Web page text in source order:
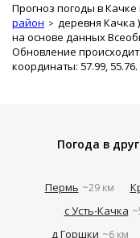
Прогноз погоды в
район
деревня Качка
на основе данных
Обновление происходит
координаты: 57.99,
Погода в
Пермь ~29 км
с Усть-Качка
д Горшки ~6 км